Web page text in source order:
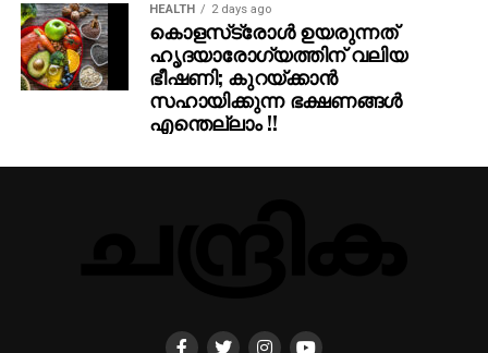
HEALTH 2 days ago
കൊളസ്‌ട്രോള്‍ ഉയരുന്നത്
ഹൃദയാരോഗ്യത്തിന് വലിയ
ഭീഷണി; കുറയ്ക്കാന്‍
സഹായിക്കുന്ന ഭക്ഷണങ്ങള്‍
എന്തെല്ലാം !!